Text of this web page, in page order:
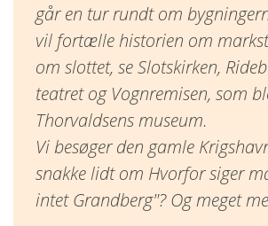
går en tur rundt om
vil fortælle historien om
om slottet, se Slotskirken,
teatret og Vognremisen, som
Thorvaldsens museum.
Vi besøger den gamle
snakke lidt om Hvorfor siger
intet Grandberg"? Og meget